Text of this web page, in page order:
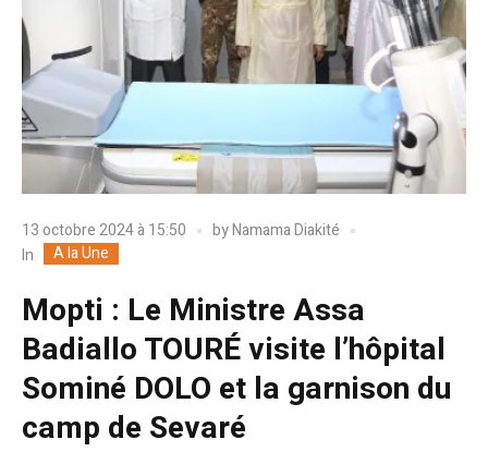
13 octobre 2024 à 15:50 byNamama Diakité
In
A la Une
Mopti : Le Ministre Assa
Badiallo TOURÉ visite l’hôpital
Sominé DOLO et la garnison du
camp de Sevaré